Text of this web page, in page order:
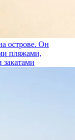
острове. Он
пляжами,